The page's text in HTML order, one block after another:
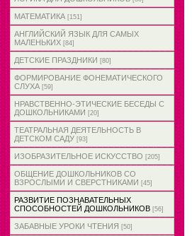
МАТЕМАТИКА [151]
АНГЛИЙСКИЙ ЯЗЫК ДЛЯ САМЫХ
МАЛЕНЬКИХ [84]
ДЕТСКИЕ ПРАЗДНИКИ [80]
ФОРМИРОВАНИЕ ФОНЕМАТИЧЕСКОГО
СЛУХА [59]
НРАВСТВЕННО-ЭТИЧЕСКИЕ БЕСЕДЫ С
ДОШКОЛЬНИКАМИ [20]
ТЕАТРАЛЬНАЯ ДЕЯТЕЛЬНОСТЬ В
ДЕТСКОМ САДУ [93]
ИЗОБРАЗИТЕЛЬНОЕ ИСКУССТВО [205]
ОБЩЕНИЕ ДОШКОЛЬНИКОВ СО
ВЗРОСЛЫМИ И СВЕРСТНИКАМИ [45]
РАЗВИТИЕ ПОЗНАВАТЕЛЬНЫХ
СПОСОБНОСТЕЙ ДОШКОЛЬНИКОВ [56]
ЗАБАВНЫЕ УРОКИ ЧТЕНИЯ [50]